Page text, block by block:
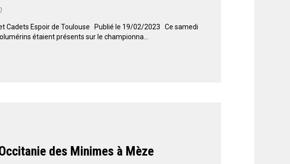
Cadets Espoir de Toulouse Publié le 19/02/2023 Ce samedi
étaient présents sur le championna...
des Minimes à Mèze